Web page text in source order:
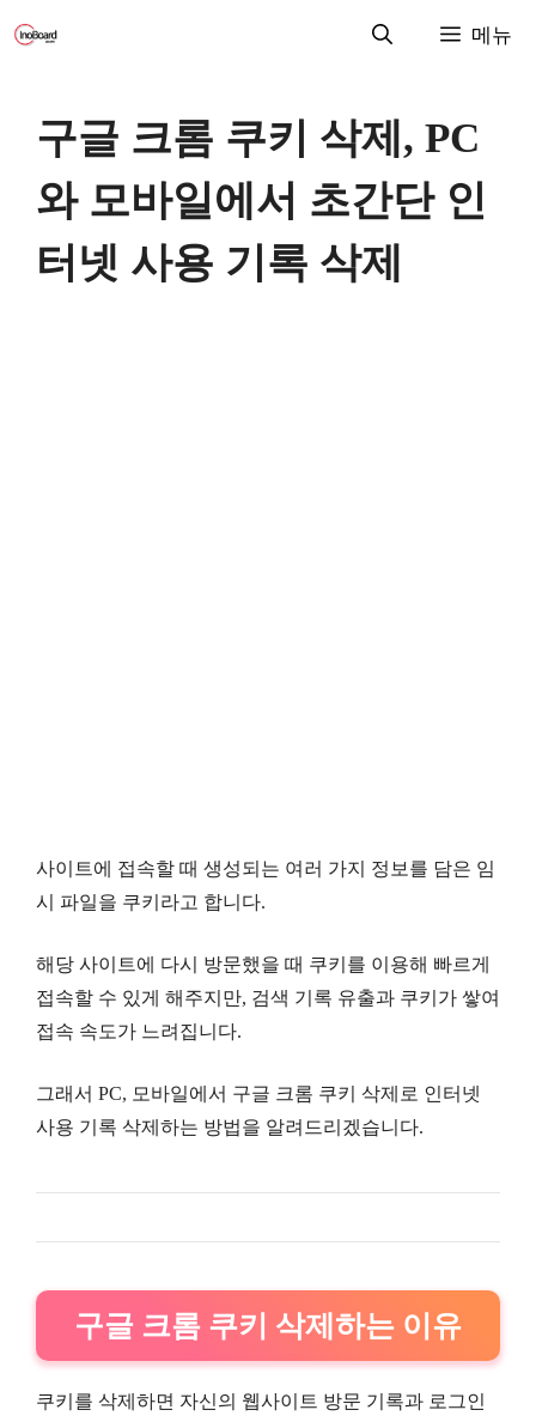
텐
메뉴
구글 크롬 쿠키 삭제, PC
와 모바일에서 초간단 인
터넷 사용 기록 삭제
사이트에 접속할 때 생성되는 여러 가지 정보를 담은 임
시 파일을 쿠키라고 합니다.
해당 사이트에 다시 방문했을 때 쿠키를 이용해 빠르게
접속할 수 있게 해주지만, 검색 기록 유출과 쿠키가 쌓여
접속 속도가 느려집니다.
그래서 PC, 모바일에서 구글 크롬 쿠키 삭제로 인터넷
사용 기록 삭제하는 방법을 알려드리겠습니다.
구글 크롬 쿠키 삭제하는 이유
쿠키를 삭제하면 자신의 웹사이트 방문 기록과 로그인